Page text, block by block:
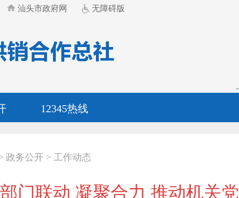
汕头市政府网 无障碍版
12345热线
政务公开 > 工作动态
部门联动 凝聚合力 推动机关